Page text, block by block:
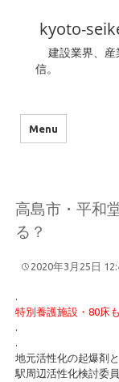
kyoto-
建設業界、
信。
Menu
高島市・平和
る？
2020年3月25日
.
特別養護施設・80床
.
.
地元活性化の起爆剤
駅周辺活性化検討委